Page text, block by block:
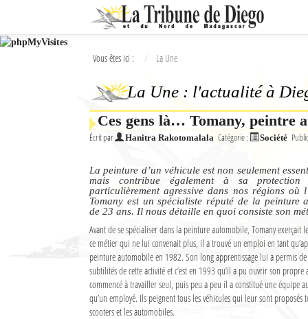
Ok
L'actualité à Diego Suarez
Vous êtes ici : La Une
La Une : l'actualité à
Ces gens là… Tomany, peintre
Écrit par Hanitra Rakotomalala Catégorie : Société
La peinture d’un véhicule est non seulement
mais contribue également à sa
particulièrement agressive dans nos régions où
Tomany est un spécialiste réputé de la peinture
de 23 ans. Il nous détaille en quoi consiste son
Avant de se spécialiser dans la peinture automobile, Tomany exerçait
ce métier qui ne lui convenait plus, il a trouvé un emploi en tant
peinture automobile en 1982. Son long apprentissage lui a permis de
subtilités de cette activité et c’est en 1993 qu’il a pu ouvrir son
commencé à travailler seul, puis peu a peu il a constitué une équipe
qu’un employé. Ils peignent tous les véhicules qui leur sont proposés
scooters et les automobiles.